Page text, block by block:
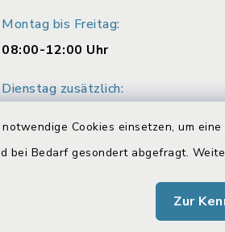
Cookies einsetzen, um
bei Bedarf gesondert abgefragt.
Zur
Montag bis Freitag:
08:00-12:00 Uhr
Dienstag zusätzlich:
Donnerstag zusätzlich:
Unsere Mitarbeiter beraten Sie